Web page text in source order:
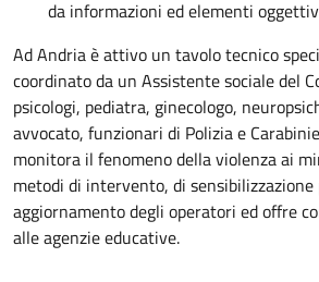
da informazioni ed elementi
Ad Andria è attivo un tavolo tecnico
coordinato da un Assistente sociale del
psicologi, pediatra, ginecologo,
avvocato, funzionari di Polizia e
monitora il fenomeno della violenza ai
metodi di intervento, di sensibilizzazione
aggiornamento degli operatori ed offre
alle agenzie educative.